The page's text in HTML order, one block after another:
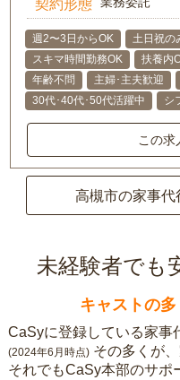
契約形態
週2〜3日からOK 土日祝の
スキマ時間勤務OK
扶養内
年齢不問
主婦･主夫歓迎
30代･40代･50代活躍中
シ
この求
高槻市の家事代
未経験者でも
キャストの
CaSyに登録している家事
(2024年6月時点) その多くが
それでもCaSy本部のサポ